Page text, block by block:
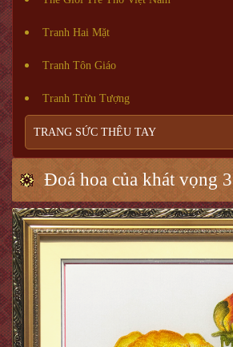
Tranh Hai Mặt
Tranh Tôn Giáo
Tranh Trừu Tượng
TRANG SỨC THÊU TAY
Đoá hoa của khát vọng 3